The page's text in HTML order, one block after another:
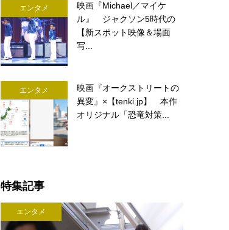
エンタメ
映画『Michael／マイケ
ル』 ジャクソン5時代の
【新スポット映像＆場面
写...
エンタメ
映画『オークストリートの
異変』×【tenki.jp】 本作
オリジナル「恐竜対策...
特集記事
エンタメ